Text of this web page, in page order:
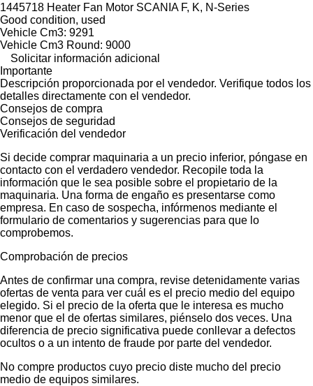
1445718 Heater Fan Motor SCANIA F, K, N-Series
Good condition, used
Vehicle Cm3: 9291
Vehicle Cm3 Round: 9000
Solicitar información adicional
Importante
Descripción proporcionada por el vendedor. Verifique todos los
detalles directamente con el vendedor.
Consejos de compra
Consejos de seguridad
Verificación del vendedor
Si decide comprar maquinaria a un precio inferior, póngase en
contacto con el verdadero vendedor. Recopile toda la
información que le sea posible sobre el propietario de la
maquinaria. Una forma de engaño es presentarse como
empresa. En caso de sospecha, infórmenos mediante el
formulario de comentarios y sugerencias para que lo
comprobemos.
Comprobación de precios
Antes de confirmar una compra, revise detenidamente varias
ofertas de venta para ver cuál es el precio medio del equipo
elegido. Si el precio de la oferta que le interesa es mucho
menor que el de ofertas similares, piénselo dos veces. Una
diferencia de precio significativa puede conllevar a defectos
ocultos o a un intento de fraude por parte del vendedor.
No compre productos cuyo precio diste mucho del precio
medio de equipos similares.